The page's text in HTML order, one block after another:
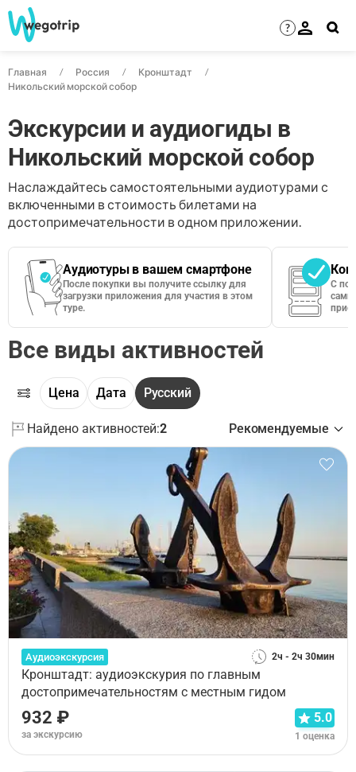
?
Главная Россия
Кронштадт
Никольский морской собор
Экскурсии и аудиогиды в
Никольский морской собор
Наслаждайтесь самостоятельными аудиотурами с
включенными в стоимость билетами на
достопримечательности в одном приложении.
Аудиотуры в вашем смартфоне
После покупки вы получите ссылку для
загрузки приложения для участия в этом
туре.
С
сами
Все виды активностей
Цена Дата Русский
Найдено активностей:2 Рекомендуемые
Аудиоэкскурсия 2ч - 2ч 30мин
Кронштадт: аудиоэкскурия по главным
достопримечательностям с местным гидом
932 ₽
за экскурсию
5.0
1 оценка